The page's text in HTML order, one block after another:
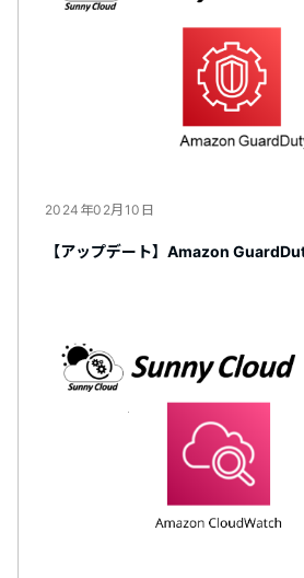
2024年02月10日
【アップデート】Amazon